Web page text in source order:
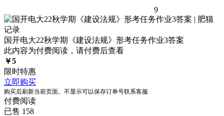
9
国开电大22秋学期《建设法规》形考任务作业3答案
此内容为付费阅读，请付费后查看
￥5
限时特惠
立即购买
购买后刷新当前页面。不显示可以保存订单号联系客服
付费阅读
已售 158